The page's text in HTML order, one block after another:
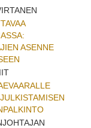
ASENNE